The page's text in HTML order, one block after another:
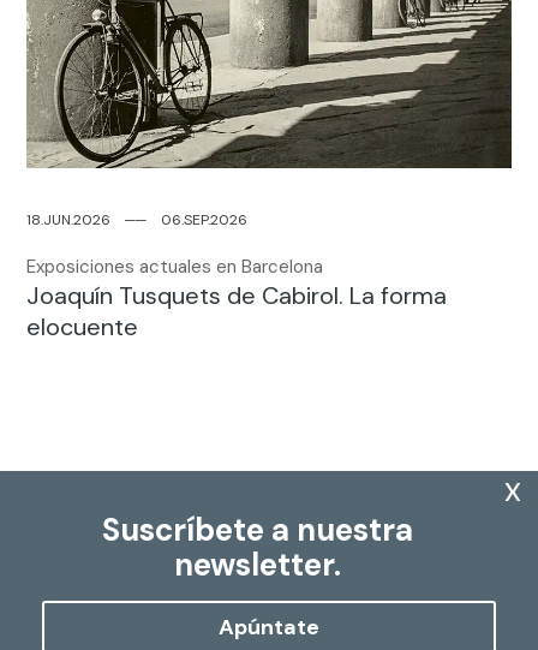
18.JUN.2026── 06.SEP.2026
Exposiciones actuales en Barcelona
Joaquín Tusquets de Cabirol. La forma
elocuente
Suscríbete a nuestra
newsletter.
Apúntate
x